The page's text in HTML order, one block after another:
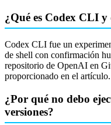
¿Qué es Codex CLI y
Codex CLI fue un
de shell con confirmación
repositorio de OpenAI en
proporcionado en el artículo.
¿Por qué no debo
versiones?